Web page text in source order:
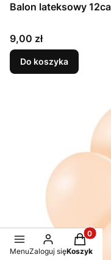
Cena
9,00 zł
Do koszyka
MenuZaloguj sięKoszyk